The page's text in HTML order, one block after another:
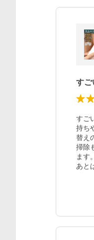
すご
すご
持ち
替え
掃除
ます。
あと